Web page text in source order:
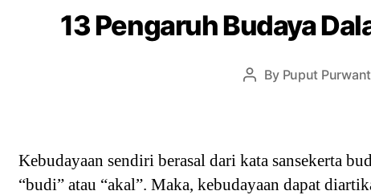
13 Pengaruh Budaya
Post
By Puput
Kebudayaan sendiri berasal dari kata sansekerta
“budi” atau “akal”. Maka, kebudayaan dapat